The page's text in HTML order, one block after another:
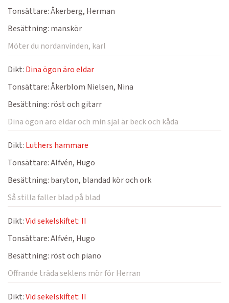
Tonsättare:Åkerberg, Herman
Besättning: manskör
Möter du nordanvinden, karl
Dikt: Dina ögon äro eldar
Tonsättare:Åkerblom Nielsen, Nina
Besättning: röst och gitarr
Dina ögon äro eldar och min själ är beck och kåda
Dikt: Luthers hammare
Tonsättare:Alfvén, Hugo
Besättning: baryton, blandad kör och ork
Så stilla faller blad på blad
Dikt:Vid sekelskiftet: II
Tonsättare:Alfvén, Hugo
Besättning: röst och piano
Offrande träda seklens mör för Herran
Dikt:Vid sekelskiftet: II